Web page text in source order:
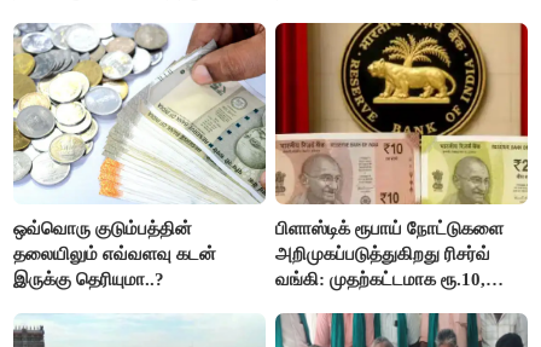
ஒவ்வொரு குடும்பத்தின்
தலையிலும் எவ்வளவு கடன்
இருக்கு தெரியுமா..?
பிளாஸ்டிக் ரூபாய் நோட்டுகளை
அறிமுகப்படுத்துகிறது ரிசர்வ்
வங்கி: முதற்கட்டமாக ரூ.10,